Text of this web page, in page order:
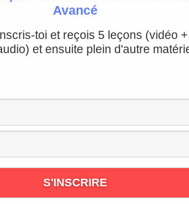
Lyon, le
poste de responsable en communication,
cette lettre de motivation, j’ai fini mes
marketing international et communication.
consolider mon expérience sur le terrain.
et qui aime les défis professionnels.
compétences et je suis persuadé d’être la
Avancé
toi et reçois 5 leçons (vidéo
et ensuite plein d'autre